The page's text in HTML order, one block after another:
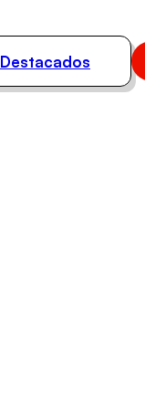
Destacados